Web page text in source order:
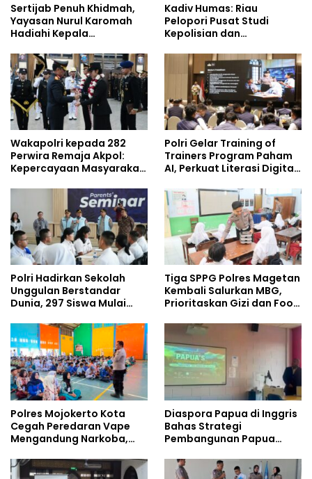
Sertijab Penuh Khidmah,
Yayasan Nurul Karomah
Hadiahi Kepala
Umrah
Kadiv Humas: Riau
Pelopori Pusat Studi
Kepolisian dan
Policing Masuki Babak
Wakapolri kepada 282
Perwira Remaja Akpol:
Kepercayaan Masyarakat
Polri Gelar Training of
Trainers Program Paham
AI, Perkuat Literasi Digital
Polri Hadirkan Sekolah
Unggulan Berstandar
Dunia, 297 Siswa Mulai
Tiga SPPG Polres Magetan
Kembali Salurkan MBG,
Prioritaskan Gizi dan Food
Polres Mojokerto Kota
Cegah Peredaran Vape
Mengandung Narkoba,
Kalangan Remaja
Diaspora Papua di Inggris
Bahas Strategi
Pembangunan Papua
Doktoral Internasional